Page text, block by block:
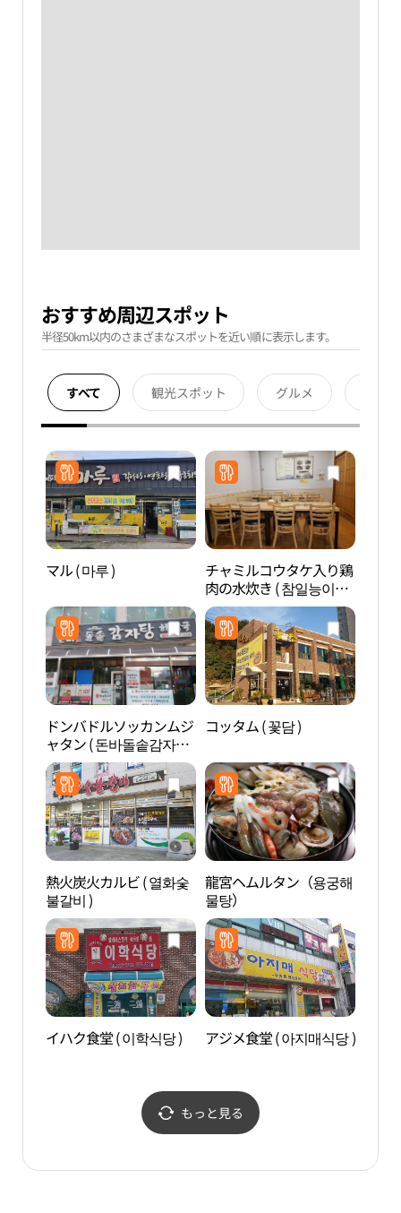
おすすめ周辺スポット
半径50km以内のさまざまなスポットを近い順に表示します。
すべて 観光スポット グルメ
マル ( 마루 )
チャミルコウタケ入り鶏
肉の水炊き ( 참일능이버
섯백숙 )
ドンバドルソッカンムジ
ャタン ( 돈바돌솥감자탕
해장국 )
コッタム ( 꽃담 )
熱火炭火カルビ ( 열화숯
불갈비 )
龍宮ヘムルタン（용궁해
물탕）
イハク食堂 ( 이학식당 ) アジメ食堂 ( 아지매식당 )
もっと見る